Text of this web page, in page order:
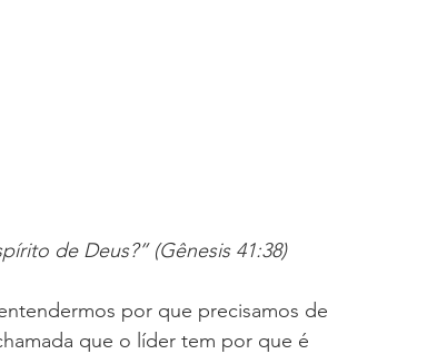
de Deus?” (Gênesis 41:38)
por que precisamos de
que o líder tem por que é